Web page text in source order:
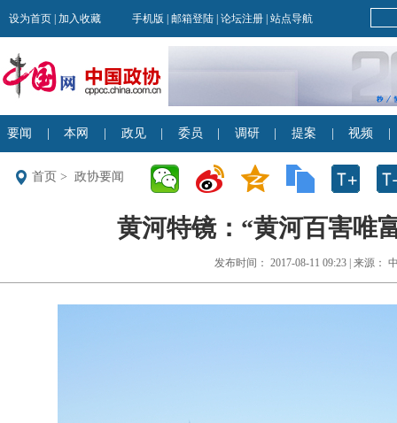
首页 > 政协要闻
黄河特镜：“黄河百害唯
发布时间： 2017-08-11 09:23 | 来源：